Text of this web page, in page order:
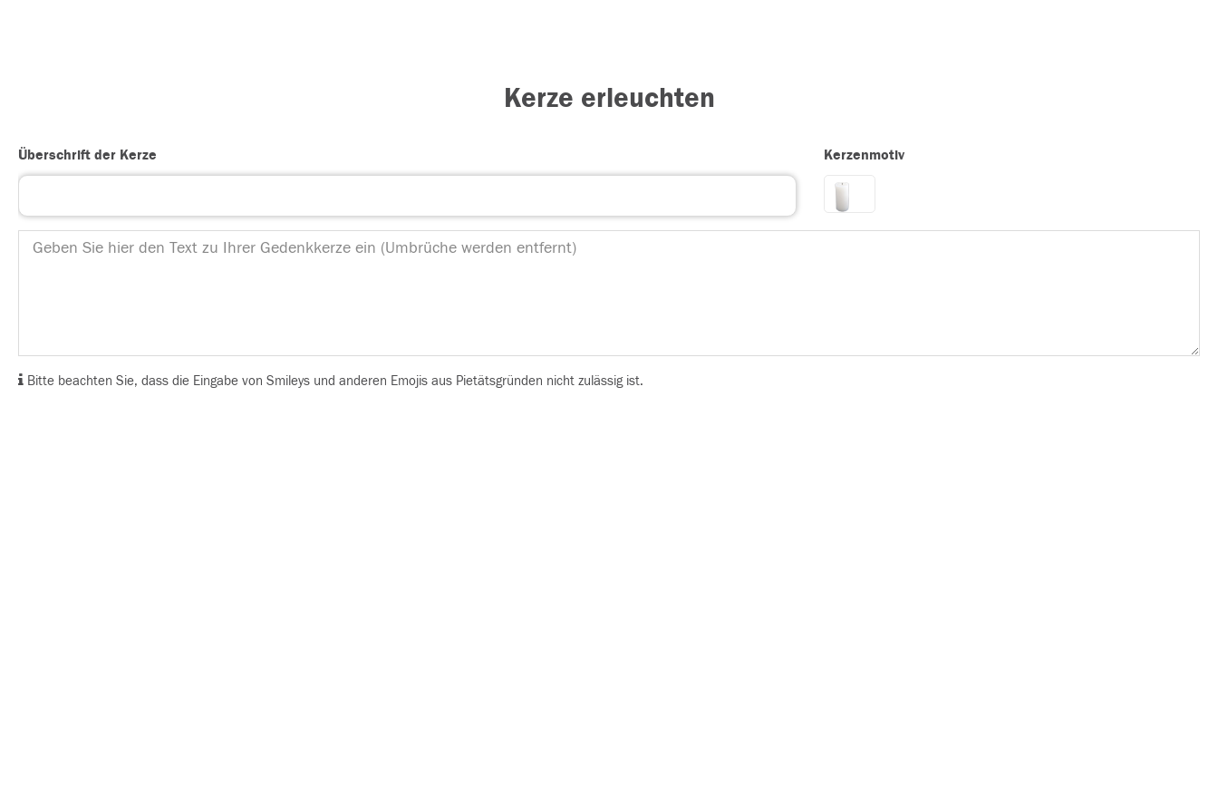
Kerze erleuchten
Überschrift der Kerze Kerzenmotiv
Bitte beachten Sie, dass die Eingabe von Smileys und anderen Emojis aus Pietätsgründen nicht zulässig ist.